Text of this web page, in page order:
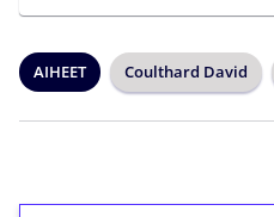
AIHEET Coulthard David